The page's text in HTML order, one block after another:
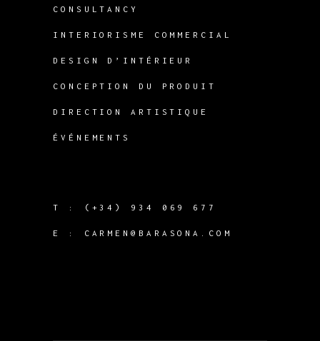
CONSULTANCY
INTERIORISME COMMERCIAL
DESIGN D’INTÉRIEUR
CONCEPTION DU PRODUIT
DIRECTION ARTISTIQUE
ÉVÉNEMENTS
T : (+34) 934 069 677
E : CARMEN@BARASONA.COM